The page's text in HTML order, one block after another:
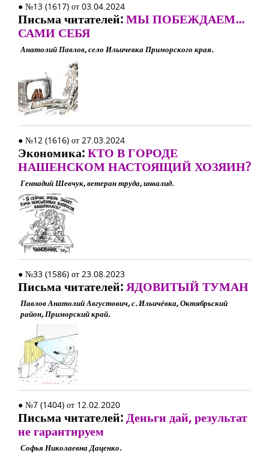
● №13 (1617) от 03.04.2024
Письма читателей:МЫ ПОБЕЖДАЕМ...
САМИ СЕБЯ
Анатолий Павлов, село Ильичевка Приморского края.
● №12 (1616) от 27.03.2024
Экономика:КТО В ГОРОДЕ
НАШЕНСКОМ НАСТОЯЩИЙ ХОЗЯИН?
Геннадий Шевчук, ветеран труда, инвалид.
● №33 (1586) от 23.08.2023
Письма читателей:ЯДОВИТЫЙ ТУМАН
Павлов Анатолий Августович, с. Ильичёвка, Октябрьский
район, Приморский край.
● №7 (1404) от 12.02.2020
Письма читателей:Деньги дай, результат
не гарантируем
Софья Николаевна Даценко.